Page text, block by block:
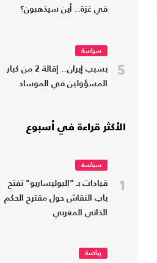
في غزة.. أين سيذهبون؟
5
سياسة
بسبب إيران.. إقالة 2 من كبار
المسؤولين في الموساد
الأكثر قراءة في أسبوع
1
سياسة
قيادات بـ "البوليساريو" تفتح
باب النقاش حول مقترح الحكم
الذاتي المغربي
رياضة